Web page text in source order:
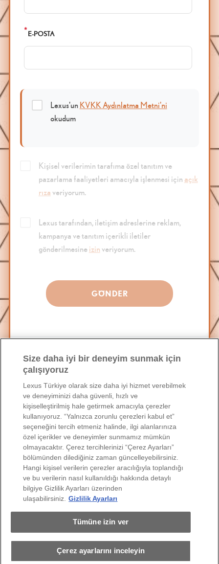
* E-POSTA
Lexus'un KVKK Aydınlatma Metni'ni
okudum
Kişisel verilerimin tarafıma özel tanıtım ve
pazarlama faaliyetleri amacıyla işlenmesi için açık
rıza veriyorum.
Lexus tarafından, iletişim adreslerine reklam,
kampanya ve tanıtım içerikli iletiler
gönderilmesine izin veriyorum.
GÖNDER
Bu hizmetten faydalanabilmeniz için 18 yaşını doldurmuş olmanız
gerekmektedir.
Doldurmuş olduğunuz forma istinaden bayimiz tarafından en kısa süre
içerisinde telefon ile geri dönüş yapılacaktır.
*2025 Model Lexus LBX Base 2.810.000 TL'den ve 2025 Model Lexus LBX
Elegant 2.925.000 TL'den başlayan fiyatlarla kampanyasında belirtilen fiyat
tavsiye edilen perakende satış fiyatı olup 01.08.2026-31.08.2026 tarihleri
arasında geçerlidir. LEXUS dilediği zaman kampanya şartlarını değiştirme
veya kampanyayı tamamen sona erdirme hakkına sahiptir. Kampanya ve özel
koşullar için: Lexus bayileri.
Ödeme seçenekleri ve ayrıntılı bilgi için Lexus Showroom’ları ile iletişime
geçebilirsiniz.
Mevzuatta veya ilgili kurumların mevzuat yorumlarında gerçekleşen
değişikliklerden kaynaklanabilecek vergi farklılıkları nedeniyle firmamız
hiçbir şekilde sorumlu tutulamaz.
özelliklerle diğer tüm bilgileri önceden bildirmeksizin değiştirme hakkını
Lexus Türkiye, yasal zorunluluklar veya mücbir sebepler nedeniyle
Size daha iyi bir deneyim sunmak için
çalışıyoruz
Lexus Türkiye olarak size daha iyi hizmet verebilmek
ve deneyiminizi daha güvenli, hızlı ve
kişiselleştirilmiş hale getirmek amacıyla çerezler
kullanıyoruz. “Yalnızca zorunlu çerezleri kabul et”
seçeneğini tercih etmeniz halinde, ilgi alanlarınıza
özel içerikler ve deneyimler sunmamız mümkün
olmayacaktır. Çerez tercihlerinizi “Çerez Ayarları”
bölümünden dilediğiniz zaman güncelleyebilirsiniz.
Hangi kişisel verilerin çerezler aracılığıyla toplandığı
ve bu verilerin nasıl kullanıldığı hakkında detaylı
bilgiye Gizlilik Ayarları üzerinden
ulaşabilirsiniz. Gizlilik Ayarları
Çerez ayarlarını inceleyin
Tümüne izin ver